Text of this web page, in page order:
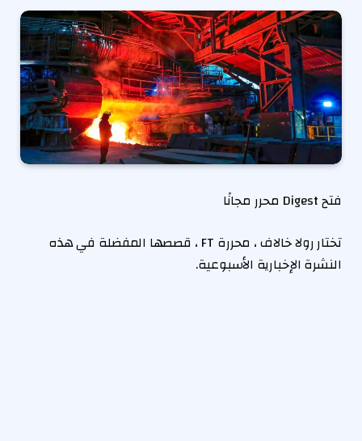
فتح Digest محرر مجانًا
تختار رولا خالاف ، محررة FT ، قصصها المفضلة في هذه
النشرة الإخبارية الأسبوعية.